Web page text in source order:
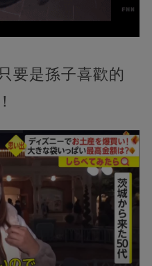
要是孫子喜歡的